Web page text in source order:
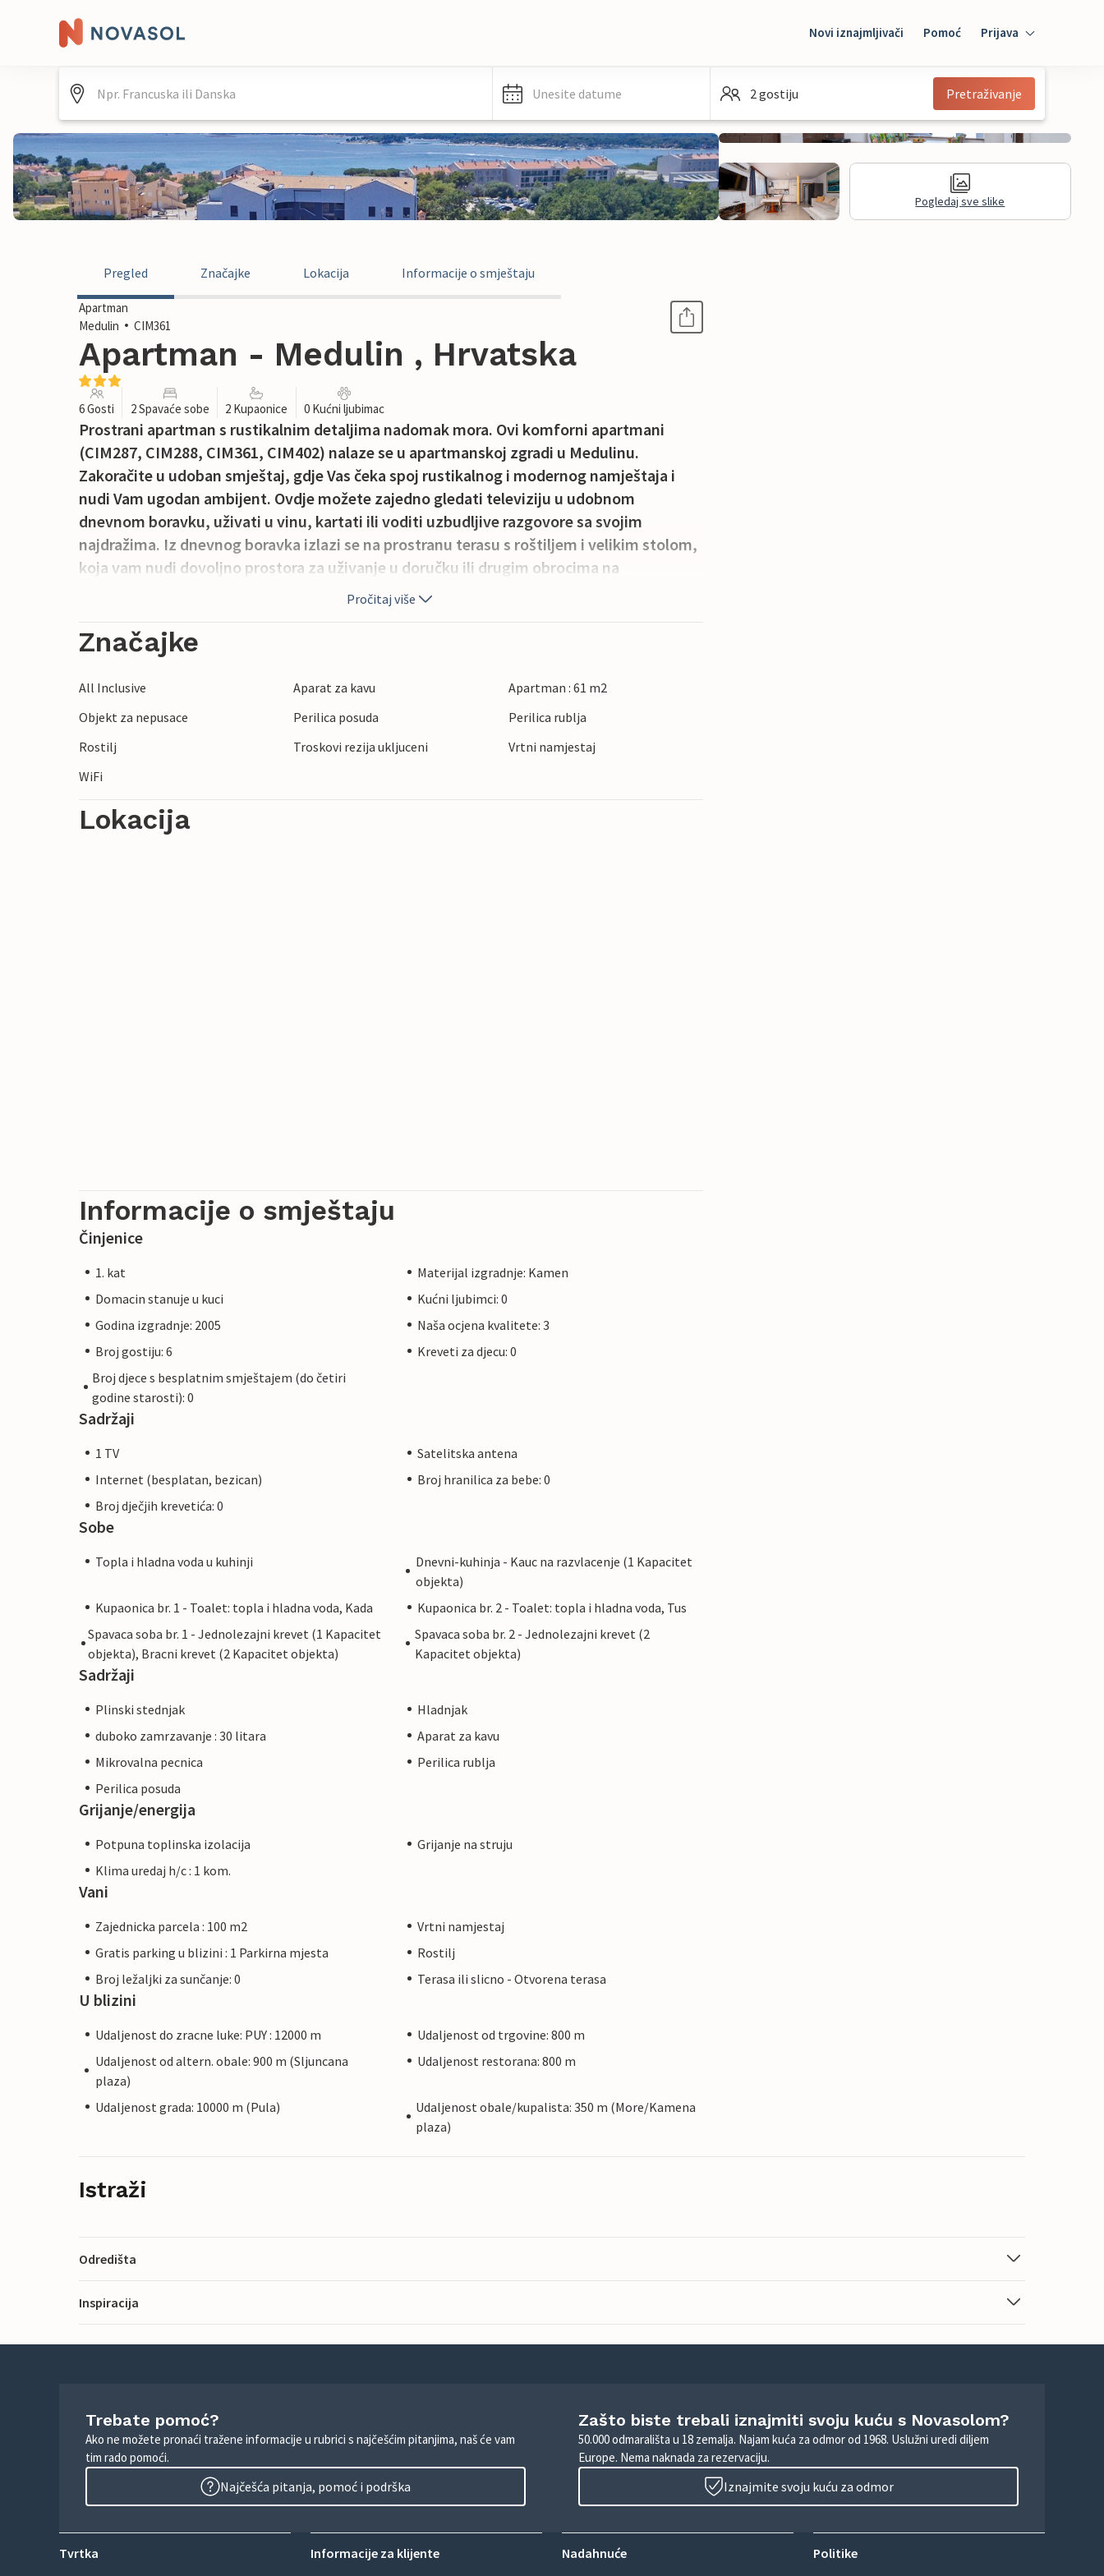
Novi iznajmljivači Pomoć Prijava
Mybooking
Unesite datume 2 gostiju Pretraživanje
Pogledaj sve slike
Pregled Značajke Lokacija Informacije o smještaju
Apartman
Medulin
CIM361
Apartman - Medulin , Hrvatska
6 Gosti 2 Spavaće sobe 2 Kupaonice 0 Kućni ljubimac
Prostrani apartman s rustikalnim detaljima nadomak mora. Ovi komforni apartmani
(CIM287, CIM288, CIM361, CIM402) nalaze se u apartmanskoj zgradi u Medulinu.
Zakoračite u udoban smještaj, gdje Vas čeka spoj rustikalnog i modernog namještaja i
nudi Vam ugodan ambijent. Ovdje možete zajedno gledati televiziju u udobnom
dnevnom boravku, uživati u vinu, kartati ili voditi uzbudljive razgovore sa svojim
najdražima. Iz dnevnog boravka izlazi se na prostranu terasu s roštiljem i velikim stolom,
koja vam nudi dovoljno prostora za uživanje u doručku ili drugim obrocima na
otvorenom. Uživajte u opuštajućoj šetnji medulinskom šetnicom i zadržite se u nekom
od brojnih lijepih restorana i kafića. Ako se želite baviti sportom, došli ste na pravo
mjesto - ovdje vam neće biti dosadno. Medulin je posebno popularan među sportašima i
mladima, jer ima mnogo mogućnosti za nogomet, odbojku na pijesku, jahanje, tenis i
windsurfing. Također krenite na jednodnevni izlet u grad Pulu, gdje možete posjetiti stari
paletu događanja i izložbi od umjetnosti i kulture, glazbenih koncerata do filmskih
festivala.
Pročitaj više
Značajke
All Inclusive Aparat za kavu
Apartman : 61 m2
Objekt za nepusace
Perilica posuda
Perilica rublja
Rostilj
Troskovi rezija ukljuceni
Vrtni namjestaj
WiFi
Lokacija
Informacije o smještaju
Činjenice
1. kat
Materijal izgradnje: Kamen
Domacin stanuje u kuci
Kućni ljubimci: 0
Godina izgradnje: 2005
Naša ocjena kvalitete: 3
Broj gostiju: 6
Kreveti za djecu: 0
Broj djece s besplatnim smještajem (do četiri
godine starosti): 0
Sadržaji
1 TV
Satelitska antena
Internet (besplatan, bezican)
Broj hranilica za bebe: 0
Broj dječjih krevetića: 0
Sobe
Topla i hladna voda u kuhinji
Dnevni-kuhinja - Kauc na razvlacenje (1 Kapacitet
objekta)
Kupaonica br. 1 - Toalet: topla i hladna voda, Kada
Kupaonica br. 2 - Toalet: topla i hladna voda, Tus
Spavaca soba br. 1 - Jednolezajni krevet (1 Kapacitet
objekta), Bracni krevet (2 Kapacitet objekta)
Spavaca soba br. 2 - Jednolezajni krevet (2
Kapacitet objekta)
Sadržaji
Plinski stednjak
Hladnjak
duboko zamrzavanje : 30 litara
Aparat za kavu
Mikrovalna pecnica
Perilica rublja
Perilica posuda
Grijanje/energija
Potpuna toplinska izolacija
Grijanje na struju
Klima uredaj h/c : 1 kom.
Vani
Zajednicka parcela : 100 m2
Vrtni namjestaj
Gratis parking u blizini : 1 Parkirna mjesta
Rostilj
Broj ležaljki za sunčanje: 0
Terasa ili slicno - Otvorena terasa
U blizini
Udaljenost do zracne luke: PUY : 12000 m
Udaljenost od trgovine: 800 m
Udaljenost od altern. obale: 900 m (Sljuncana
plaza)
Udaljenost restorana: 800 m
Udaljenost grada: 10000 m (Pula)
Udaljenost obale/kupalista: 350 m (More/Kamena
plaza)
Istraži
Odredišta
Inspiracija
Trebate pomoć?
Ako ne možete pronaći tražene informacije u rubrici s najčešćim pitanjima, naš će vam
tim rado pomoći.
Najčešća pitanja, pomoć i podrška
Zašto biste trebali iznajmiti svoju kuću s Novasolom?
50.000 odmarališta u 18 zemalja. Najam kuća za odmor od 1968. Uslužni uredi diljem
Europe. Nema naknada za rezervaciju.
Iznajmite svoju kuću za odmor
Tvrtka Informacije za klijente Nadahnuće Politike